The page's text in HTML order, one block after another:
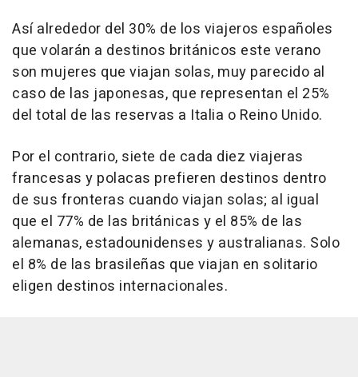
Así alrededor del 30% de los viajeros españoles
que volarán a destinos británicos este verano
son mujeres que viajan solas, muy parecido al
caso de las japonesas, que representan el 25%
del total de las reservas a Italia o Reino Unido.
Por el contrario, siete de cada diez viajeras
francesas y polacas prefieren destinos dentro
de sus fronteras cuando viajan solas; al igual
que el 77% de las británicas y el 85% de las
alemanas, estadounidenses y australianas. Solo
el 8% de las brasileñas que viajan en solitario
eligen destinos internacionales.